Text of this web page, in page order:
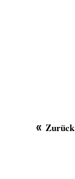
Zurück